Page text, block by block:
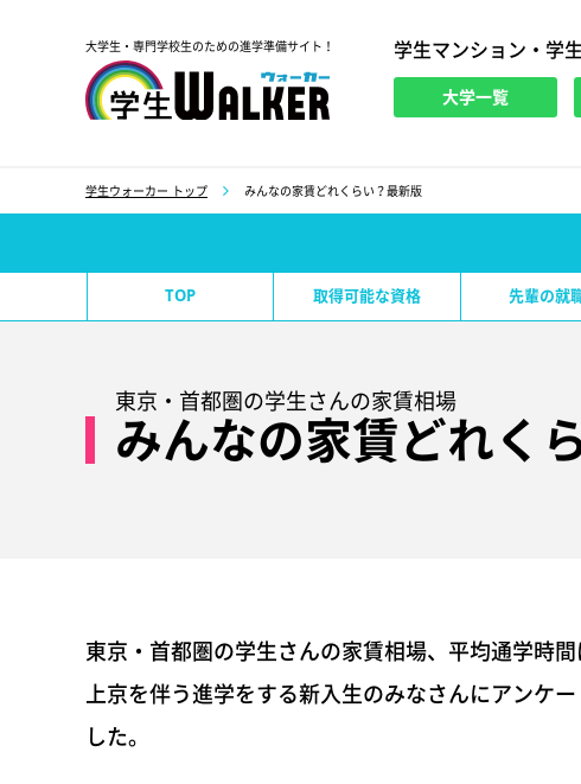
大学生・専門学校生のための進学準備サイト！ 学生マンション・学
大学一覧
学生ウォーカー トップ みんなの家賃どれくらい？最新版
TOP 取得可能な資格 先輩の就
東京・首都圏の学生さんの家賃相場
みんなの家賃どれく
東京・首都圏の学生さんの家賃相場、平均通学時
上京を伴う進学をする新入生のみなさんにアンケ
した。